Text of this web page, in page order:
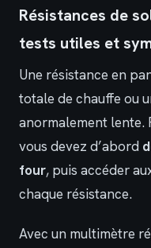
Résistances de
tests utiles et
Une résistance en
totale de chauffe ou
anormalement lente.
vous devez d’abord
four, puis accéder
chaque résistance.
Avec un multimètre